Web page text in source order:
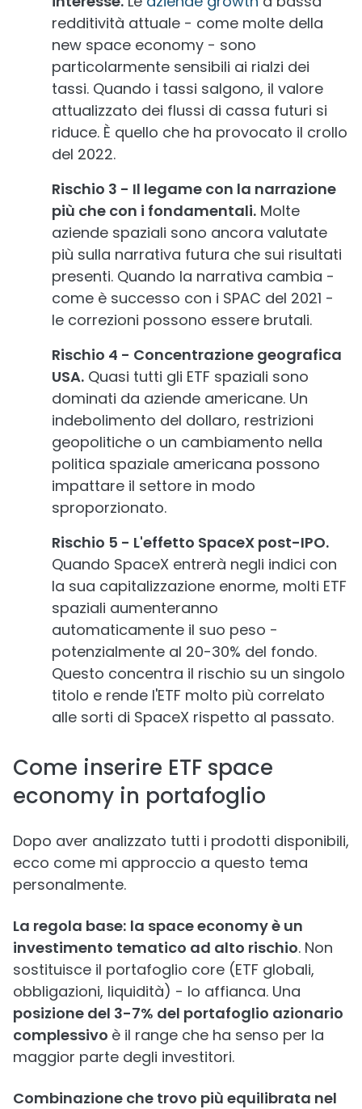
redditività attuale - come molte della
new space economy - sono
particolarmente sensibili ai rialzi dei
tassi. Quando i tassi salgono, il valore
attualizzato dei flussi di cassa futuri si
riduce. È quello che ha provocato il crollo
del 2022.
Rischio 3 - Il legame con la narrazione
più che con i fondamentali. Molte
aziende spaziali sono ancora valutate
più sulla narrativa futura che sui risultati
presenti. Quando la narrativa cambia -
come è successo con i SPAC del 2021 -
le correzioni possono essere brutali.
Rischio 4 - Concentrazione geografica
USA. Quasi tutti gli ETF spaziali sono
dominati da aziende americane. Un
indebolimento del dollaro, restrizioni
geopolitiche o un cambiamento nella
politica spaziale americana possono
impattare il settore in modo
sproporzionato.
Rischio 5 - L'effetto SpaceX post-IPO.
Quando SpaceX entrerà negli indici con
la sua capitalizzazione enorme, molti ETF
spaziali aumenteranno
automaticamente il suo peso -
potenzialmente al 20-30% del fondo.
Questo concentra il rischio su un singolo
titolo e rende l'ETF molto più correlato
alle sorti di SpaceX rispetto al passato.
Come inserire ETF space
economy in portafoglio
Dopo aver analizzato tutti i prodotti disponibili,
ecco come mi approccio a questo tema
personalmente.
La regola base: la space economy è un
investimento tematico ad alto rischio. Non
sostituisce il portafoglio core (ETF globali,
obbligazioni, liquidità) - lo affianca. Una
posizione del 3-7% del portafoglio azionario
complessivo è il range che ha senso per la
maggior parte degli investitori.
Combinazione che trovo più equilibrata nel